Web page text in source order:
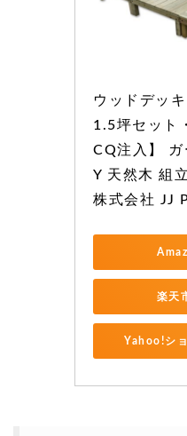
ウッドデッ
1.5坪セット
CQ注入】 ガ
Y 天然木 組
株式会社 JJ
楽天
Yahoo!シ